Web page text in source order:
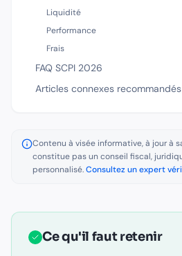
Liquidité
Performance
Frais
FAQ SCPI 2026
Articles connexes recommandés
Contenu à visée informative, à jour à
constitue pas un conseil fiscal,
personnalisé.Consultez un expert
Ce qu'il faut retenir